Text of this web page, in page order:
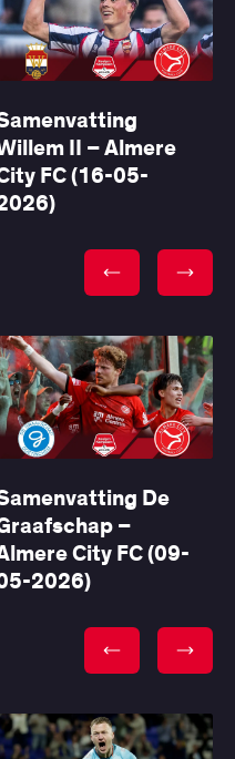
II – Almere
FC (16-05-
De
–
City FC (09-
2026)